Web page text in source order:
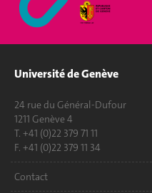
Université de Genève
24 rue du Général-Dufour
1211 Genève 4
T. +41 (0)22 379 71 11
F. +41 (0)22 379 11 34
Contact